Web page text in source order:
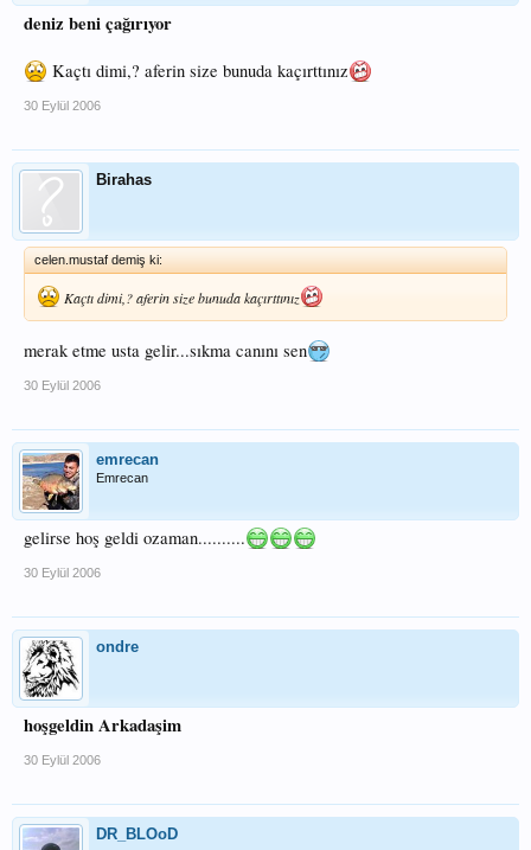
deniz beni çağırıyor
Kaçtı dimi,? aferin size bunuda kaçırttınız
30 Eylül 2006
Birahas
celen.mustaf demiş ki:
Kaçtı dimi,? aferin size bunuda kaçırttınız
merak etme usta gelir...sıkma canını sen
30 Eylül 2006
emrecan
Emrecan
gelirse hoş geldi ozaman..........
30 Eylül 2006
ondre
hoşgeldin Arkadaşim
30 Eylül 2006
DR_BLOoD